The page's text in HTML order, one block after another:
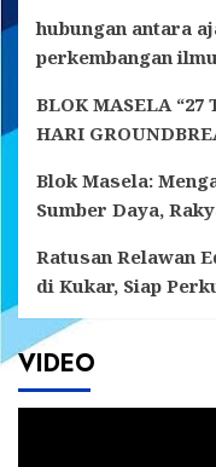
hubungan antara
perkembangan
BLOK MASELA “27
HARI
Blok Masela:
Sumber Daya,
Ratusan Relawan
di Kukar, Siap
VIDEO